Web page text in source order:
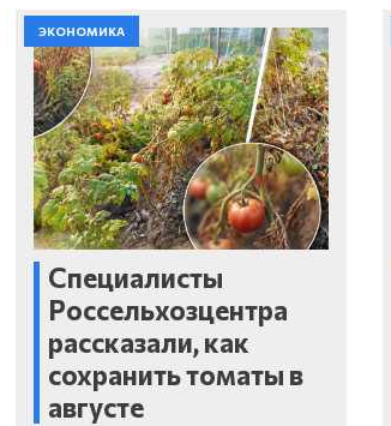
ЭКОНОМИКА
Специалисты
Россельхозцентра
рассказали, как
сохранить томаты в
августе